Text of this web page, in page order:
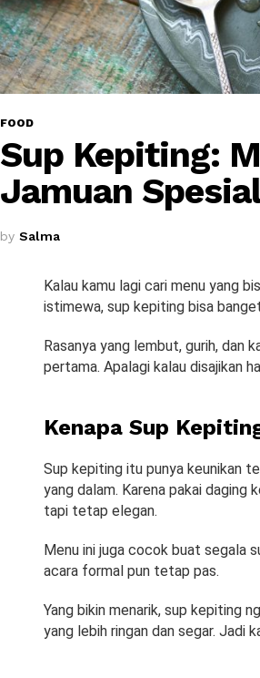
FOOD
Sup Kepiting:
Jamuan
by Salma
Kalau kamu lagi cari menu yang
istimewa, sup kepiting bisa
Rasanya yang lembut, gurih, dan
pertama. Apalagi kalau disajikan
Kenapa Sup
Sup kepiting itu punya keunikan
yang dalam. Karena pakai daging
tapi tetap elegan.
Menu ini juga cocok buat segala
acara formal pun tetap pas.
Yang bikin menarik, sup kepiting
yang lebih ringan dan segar. Jadi